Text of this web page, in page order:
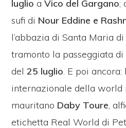
luglioa Vico del Gargano;
sufi di Nour Eddine e
l’abbazia di Santa Maria
tramonto la passeggiata di
del25 luglio. E poi
internazionale della world
mauritano Daby Toure,
etichetta Real World di